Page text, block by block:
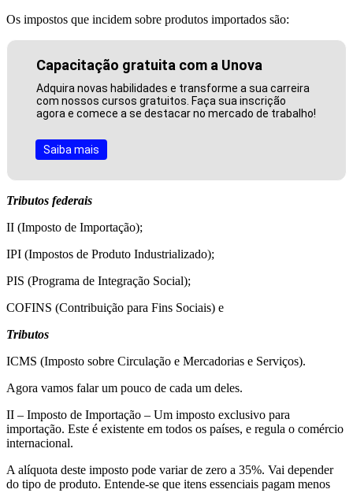
Os impostos que incidem sobre produtos importados são:
Capacitação gratuita com a Unova
Adquira novas habilidades e transforme a sua carreira
com nossos cursos gratuitos. Faça sua inscrição
agora e comece a se destacar no mercado de trabalho!
Saiba mais
Tributos federais
II (Imposto de Importação);
IPI (Impostos de Produto Industrializado);
PIS (Programa de Integração Social);
COFINS (Contribuição para Fins Sociais) e
Tributos
ICMS (Imposto sobre Circulação e Mercadorias e Serviços).
Agora vamos falar um pouco de cada um deles.
II – Imposto de Importação – Um imposto exclusivo para
importação. Este é existente em todos os países, e regula o comércio
internacional.
A alíquota deste imposto pode variar de zero a 35%. Vai depender
do tipo de produto. Entende-se que itens essenciais pagam menos